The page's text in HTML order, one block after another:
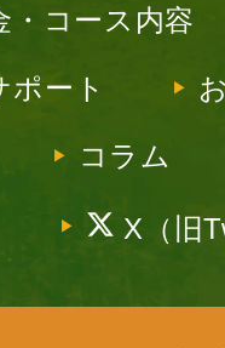
・コース内容
ポート
コラム
X（旧